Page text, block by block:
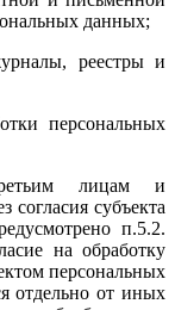
данных;
реестры и
персональных
лицам и
согласия субъекта
п.5.2.
на обработку
персональных
отдельно от иных